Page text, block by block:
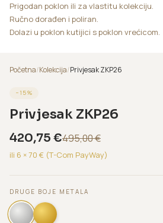
Prigodan poklon ili za vlastitu kolekciju.
Ručno dorađen i poliran.
Dolazi u poklon kutijici s poklon vrećicom.
Početna/Kolekcija/Privjesak ZKP26
− 15%
Privjesak ZKP26
420,75 €495,00€
ili 6 ×70 € (T-Com PayWay)
DRUGE BOJE METALA